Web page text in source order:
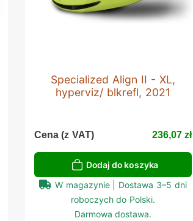
Specialized Align II - XL,
hyperviz/ blkrefl, 2021
Cena (z VAT) 236,07 zł
Dodaj do koszyka
W magazynie | Dostawa 3–5 dni
roboczych do Polski.
Darmowa dostawa.